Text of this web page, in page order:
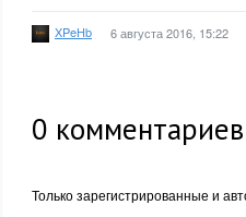
XPeHb 6 августа 2016, 15:22
0 комментариев
Только зарегистрированные и